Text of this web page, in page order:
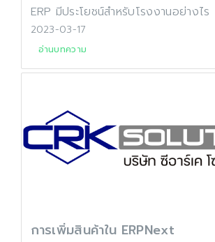
ERP มีประโยชน์สำหรับโรงงานอย่างไร
2023-03-17
อ่านบทความ
การเพิ่มสินค้าใน ERPNext